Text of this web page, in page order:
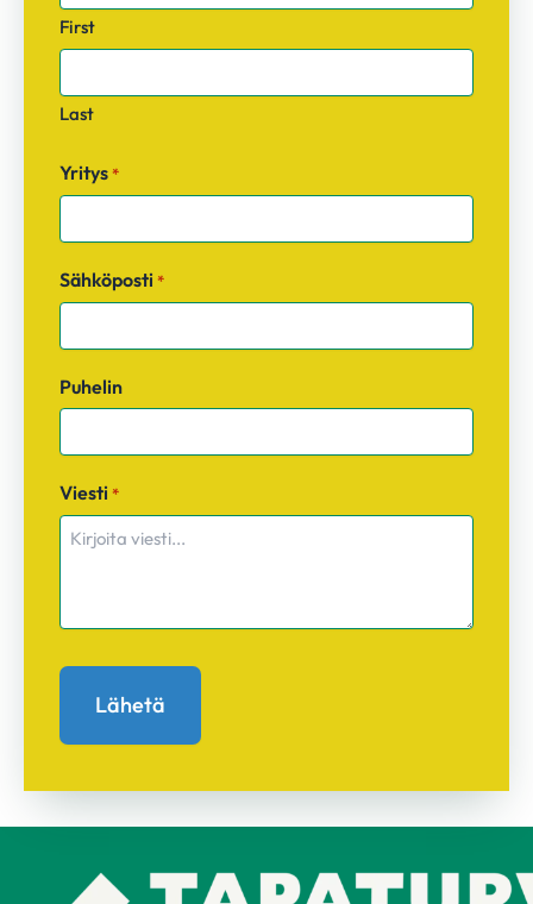
First
Last
Yritys *
Sähköposti *
Puhelin
Viesti *